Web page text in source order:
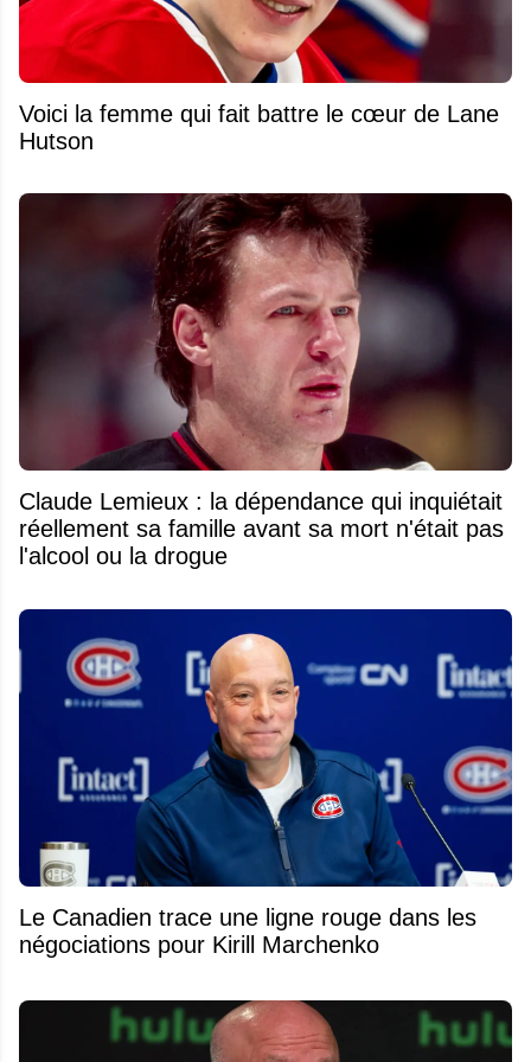
Voici la femme qui fait battre le cœur de Lane
Hutson
Claude Lemieux : la dépendance qui inquiétait
réellement sa famille avant sa mort n'était pas
l'alcool ou la drogue
Le Canadien trace une ligne rouge dans les
négociations pour Kirill Marchenko